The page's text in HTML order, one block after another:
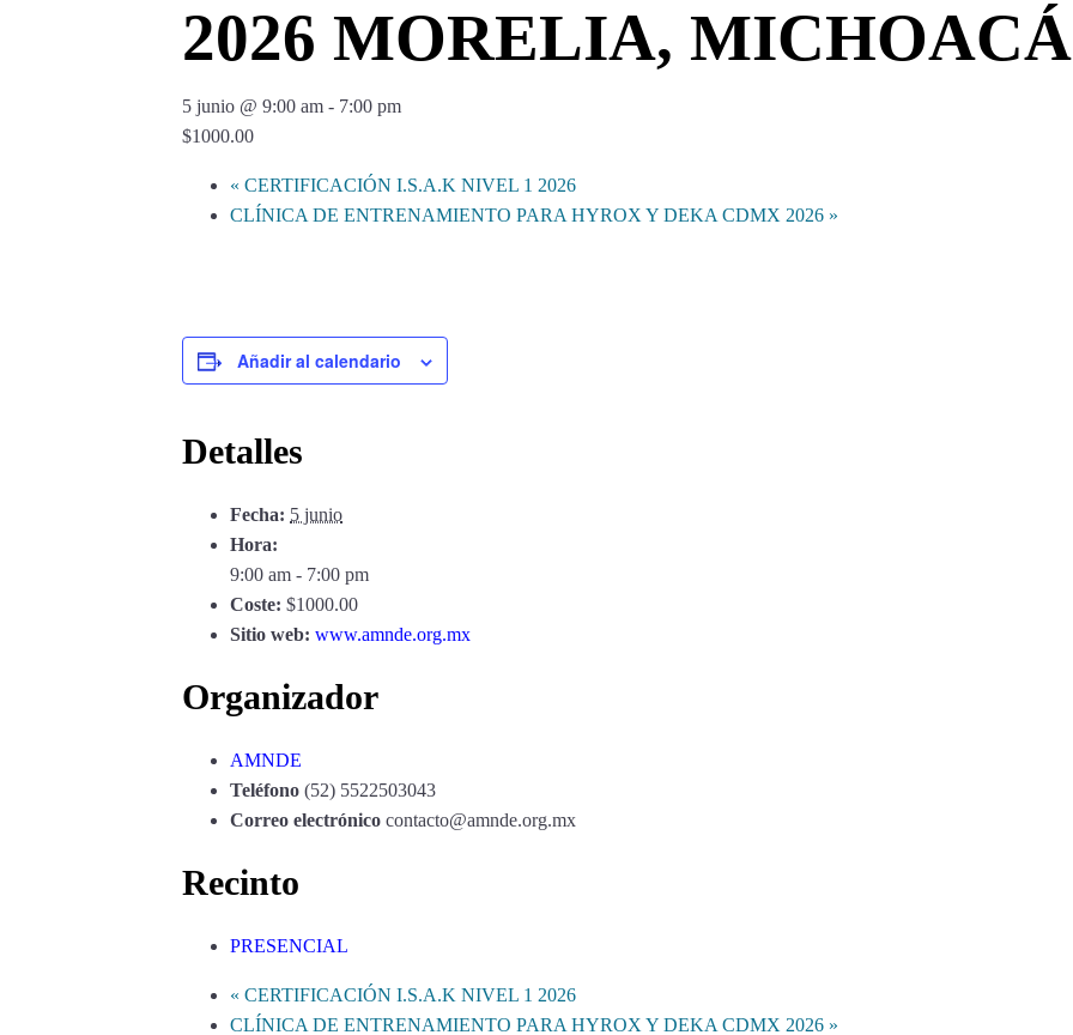
2026 MORELIA,
5 junio @ 9:00 am - 7:00 pm
$1000.00
« CERTIFICACIÓN I.S.A.K NIVEL 1 2026
CLÍNICA DE ENTRENAMIENTO PARA HYROX Y DEKA CDMX 2026 »
Añadir al calendario
Detalles
Fecha: 5 junio
Hora:
9:00 am - 7:00 pm
Coste: $1000.00
Sitio web: www.amnde.org.mx
Organizador
AMNDE
Teléfono (52) 5522503043
Correo electrónico contacto@amnde.org.mx
Recinto
PRESENCIAL
« CERTIFICACIÓN I.S.A.K NIVEL 1 2026
CLÍNICA DE ENTRENAMIENTO PARA HYROX Y DEKA CDMX 2026 »